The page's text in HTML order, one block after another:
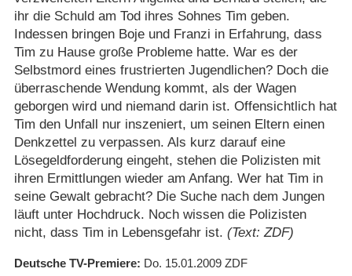
ihr die Schuld am Tod ihres Sohnes Tim geben.
Indessen bringen Boje und Franzi in Erfahrung, dass
Tim zu Hause große Probleme hatte. War es der
Selbstmord eines frustrierten Jugendlichen? Doch die
überraschende Wendung kommt, als der Wagen
geborgen wird und niemand darin ist. Offensichtlich hat
Tim den Unfall nur inszeniert, um seinen Eltern einen
Denkzettel zu verpassen. Als kurz darauf eine
Lösegeldforderung eingeht, stehen die Polizisten mit
ihren Ermittlungen wieder am Anfang. Wer hat Tim in
seine Gewalt gebracht? Die Suche nach dem Jungen
läuft unter Hochdruck. Noch wissen die Polizisten
nicht, dass Tim in Lebensgefahr ist. (Text: ZDF)
Deutsche TV-Premiere Do. 15.01.2009 ZDF